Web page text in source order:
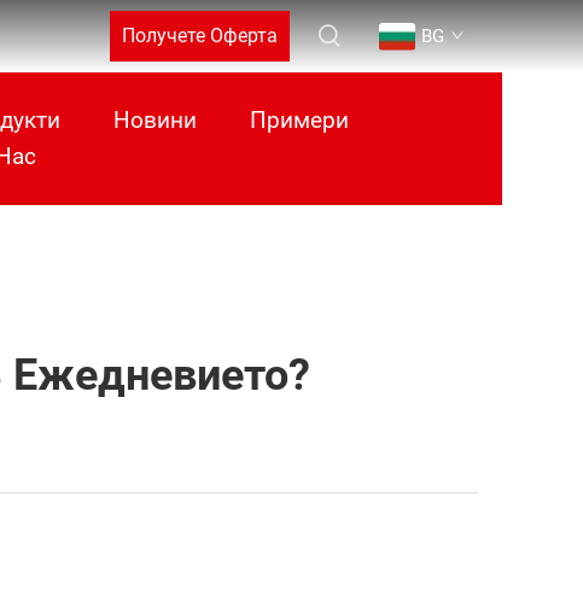
Получете Оферта BG
Новини
Примери